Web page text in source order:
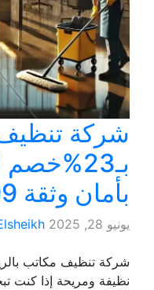
شركة
بأمان وثقة 99%اتصل بنا الان
يونيو 28, 2025
شركة تنظيف مكاتب
نظيفة ومريحة إذا